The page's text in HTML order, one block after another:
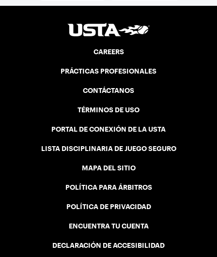
CAREERS
PRÁCTICAS PROFESIONALES
CONTÁCTANOS
TÉRMINOS DE USO
PORTAL DE CONEXIÓN DE LA USTA
LISTA DISCIPLINARIA DE JUEGO SEGURO
MAPA DEL SITIO
POLÍTICA PARA ÁRBITROS
POLÍTICA DE PRIVACIDAD
ENCUENTRA TU CUENTA
DECLARACIÓN DE ACCESIBILIDAD